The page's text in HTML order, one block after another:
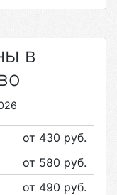
в
от 430 руб.
от 580 руб.
от 490 руб.